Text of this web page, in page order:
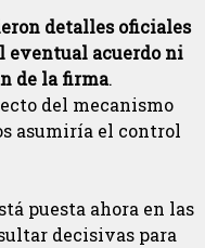
detalles oficiales
eventual acuerdo ni
de la firma.
del mecanismo
asumiría el control
puesta ahora en las
decisivas para